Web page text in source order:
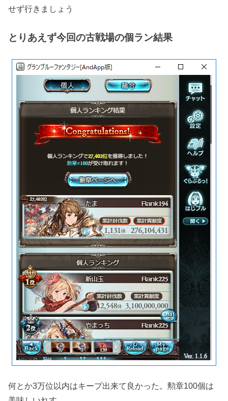
せず行きましょう
とりあえず今回の古戦場の個ラン結果
何とか3万位以内はキープ出来て良かった。勲章100個は